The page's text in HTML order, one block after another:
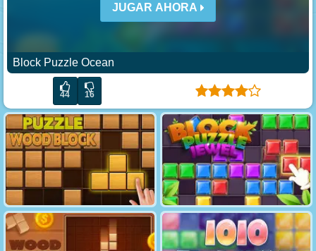
JUGAR AHORA
Block Puzzle Ocean
44 16